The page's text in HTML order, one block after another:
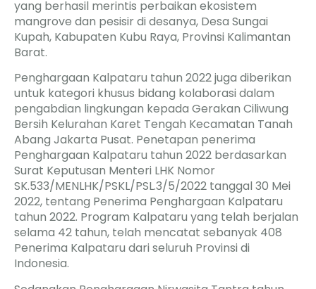
yang berhasil merintis perbaikan ekosistem
mangrove dan pesisir di desanya, Desa Sungai
Kupah, Kabupaten Kubu Raya, Provinsi Kalimantan
Barat.
Penghargaan Kalpataru tahun 2022 juga diberikan
untuk kategori khusus bidang kolaborasi dalam
pengabdian lingkungan kepada Gerakan Ciliwung
Bersih Kelurahan Karet Tengah Kecamatan Tanah
Abang Jakarta Pusat. Penetapan penerima
Penghargaan Kalpataru tahun 2022 berdasarkan
Surat Keputusan Menteri LHK Nomor
SK.533/MENLHK/PSKL/PSL.3/5/2022 tanggal 30 Mei
2022, tentang Penerima Penghargaan Kalpataru
tahun 2022. Program Kalpataru yang telah berjalan
selama 42 tahun, telah mencatat sebanyak 408
Penerima Kalpataru dari seluruh Provinsi di
Indonesia.